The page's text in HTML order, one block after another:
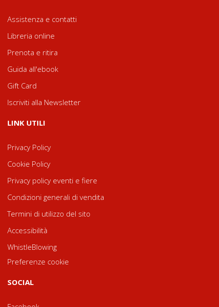
Assistenza e contatti
Libreria online
Prenota e ritira
Guida all'ebook
Gift Card
Iscriviti alla Newsletter
LINK UTILI
Privacy Policy
Cookie Policy
Privacy policy eventi e fiere
Condizioni generali di vendita
Termini di utilizzo del sito
Accessibilità
WhistleBlowing
Preferenze cookie
SOCIAL